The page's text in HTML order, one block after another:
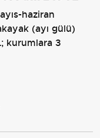
haziran
(ayı gülü)
kurumlara 3